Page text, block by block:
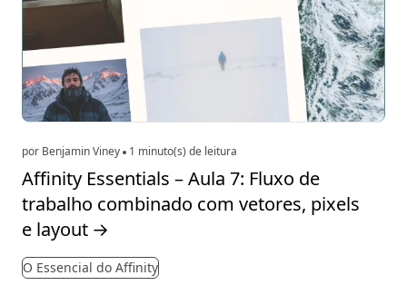
por Benjamin Viney 1 minuto(s) de leitura
Affinity Essentials – Aula 7: Fluxo de
trabalho combinado com vetores, pixels
e layout →
O Essencial do Affinity